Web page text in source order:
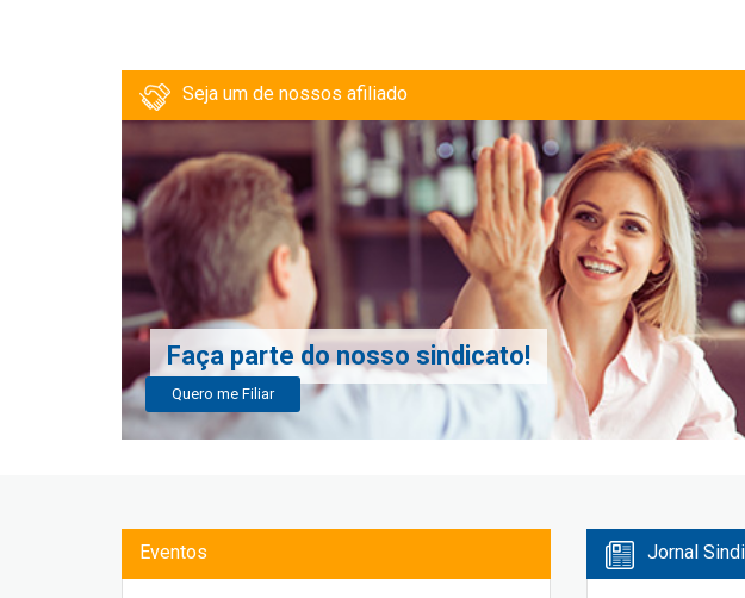
Seja um de nossos afiliado
Faça parte do nosso sindicato!
Quero me Filiar
Eventos Jornal